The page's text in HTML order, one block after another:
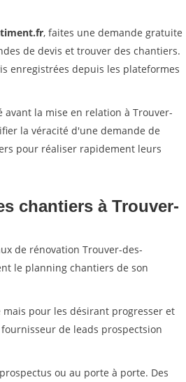
, faites une demande gratuite
de devis et trouver des chantiers.
enregistrées depuis les plateformes
la mise en relation à Trouver-
la véracité d'une demande de
pour réaliser rapidement leurs
chantiers à Trouver-
de rénovation Trouver-des-
le planning chantiers de son
pour les désirant progresser et
de leads prospectsion
ou au porte à porte. Des